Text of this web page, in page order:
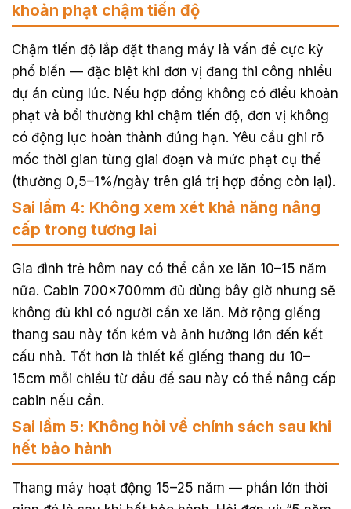
khoản phạt chậm tiến độ
Chậm tiến độ lắp đặt thang máy là vấn đề cực kỳ
phổ biến — đặc biệt khi đơn vị đang thi công nhiều
dự án cùng lúc. Nếu hợp đồng không có điều khoản
phạt và bồi thường khi chậm tiến độ, đơn vị không
có động lực hoàn thành đúng hạn. Yêu cầu ghi rõ
mốc thời gian từng giai đoạn và mức phạt cụ thể
(thường 0,5–1%/ngày trên giá trị hợp đồng còn lại).
Sai lầm 4: Không xem xét khả năng nâng
cấp trong tương lai
Gia đình trẻ hôm nay có thể cần xe lăn 10–15 năm
nữa. Cabin 700×700mm đủ dùng bây giờ nhưng sẽ
không đủ khi có người cần xe lăn. Mở rộng giếng
thang sau này tốn kém và ảnh hưởng lớn đến kết
cấu nhà. Tốt hơn là thiết kế giếng thang dư 10–
15cm mỗi chiều từ đầu để sau này có thể nâng cấp
cabin nếu cần.
Sai lầm 5: Không hỏi về chính sách sau khi
hết bảo hành
Thang máy hoạt động 15–25 năm — phần lớn thời